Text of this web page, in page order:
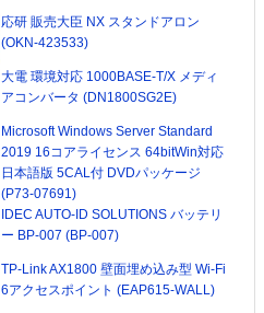
応研 販売大臣 NX スタンドアロン
(OKN-423533)
大電 環境対応 1000BASE-T/X メディ
アコンバータ (DN1800SG2E)
Microsoft Windows Server Standard
2019 16コアライセンス 64bitWin対応
日本語版 5CAL付 DVDパッケージ
(P73-07691)
IDEC AUTO-ID SOLUTIONS バッテリ
ー BP-007 (BP-007)
TP-Link AX1800 壁面埋め込み型 Wi-Fi
6アクセスポイント (EAP615-WALL)